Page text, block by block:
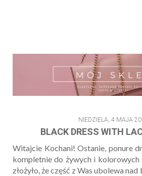
NIEDZIELA, 4 MAJA
BLACK DRESS WITH
Witajcie Kochani! Ostanie, ponure
kompletnie do żywych i kolorowych
złożyło, że część z Was ubolewa